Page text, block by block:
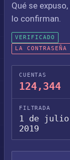
Qué se
lo confirman.
VERIFICADO
LA
CUENTAS
124,344
FILTRADA
1 de julio
2019